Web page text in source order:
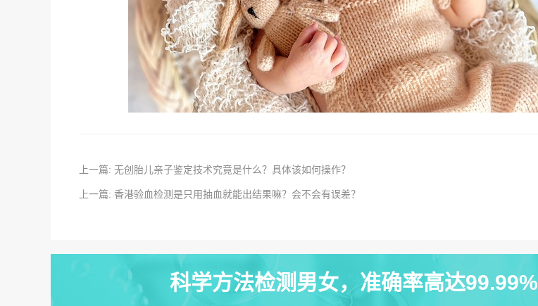
上一篇: 无创胎儿亲子鉴定技术究竟是什么？具体该如何操作？
上一篇: 香港验血检测是只用抽血就能出结果嘛？会不会有误差？
科学方法检测男女，准确率高达99.99%